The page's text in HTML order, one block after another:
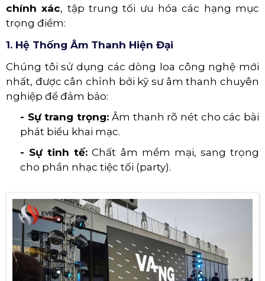
chính xác, tập trung tối ưu hóa các hạng mục
trọng điểm:
1. Hệ Thống Âm Thanh Hiện Đại
Chúng tôi sử dụng các dòng loa công nghệ mới
nhất, được cân chỉnh bởi kỹ sư âm thanh chuyên
nghiệp để đảm bảo:
- Sự trang trọng: Âm thanh rõ nét cho các bài
phát biểu khai mạc.
- Sự tinh tế: Chất âm mềm mại, sang trọng
cho phần nhạc tiệc tối (party).